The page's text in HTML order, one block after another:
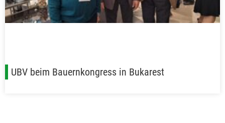
UBV beim Bauernkongress in Bukarest